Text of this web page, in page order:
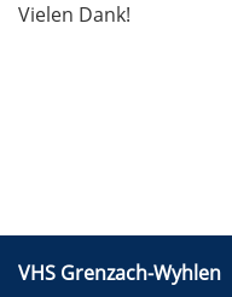
Vielen Dank!
VHS Grenzach-Wyhlen